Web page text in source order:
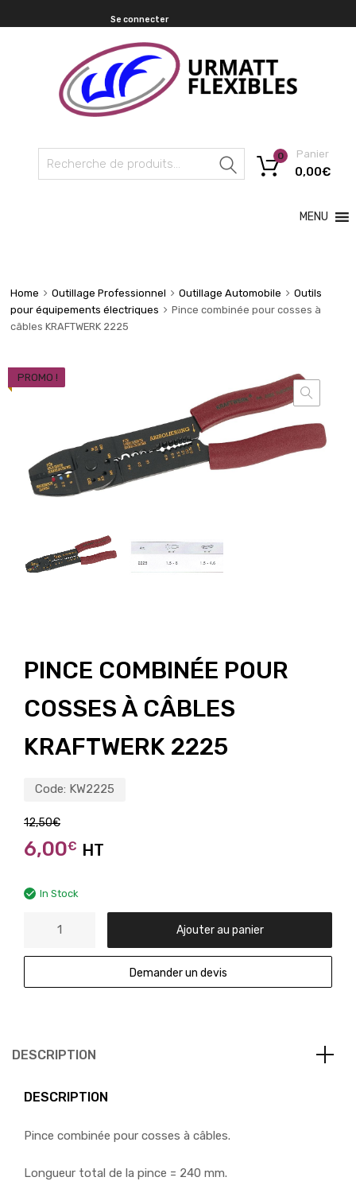
Se connecter
Recherche
Panier
0,00€
0
MENU
Home Outillage Professionnel Outillage Automobile
Outils
pour équipements électriques
Pince combinée pour cosses à
câbles KRAFTWERK 2225
PROMO !
PINCE COMBINÉE POUR
COSSES À CÂBLES
KRAFTWERK 2225
Code: KW2225
12,50€
6,00€ HT
In Stock
Ajouter au panier
Demander un devis
DESCRIPTION
DESCRIPTION
Pince combinée pour cosses à câbles.
Longueur total de la pince = 240 mm.